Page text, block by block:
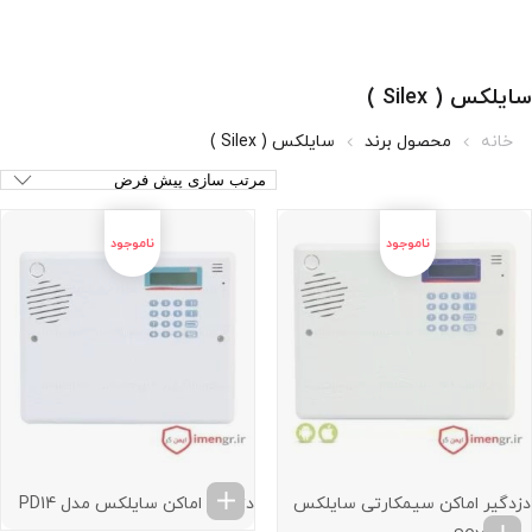
سایلکس ( Silex )
خانه محصول برند سایلکس ( Silex )
دزدگیر اماکن سیمکارتی سایلکس
دزدگیر اماکن سایلکس مدل PD14